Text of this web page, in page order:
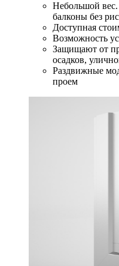
Небольшой вес.
балконы без
Доступная
Возможность
Защищают от
осадков,
Раздвижные
проем